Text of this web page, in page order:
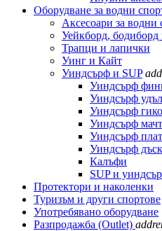
Оборудване за водни
Аксесоари за водни
Уейкборд, бодиборд
Трапци и лапички
Уинг и Кайт
Уиндсърф и SUP add
Уиндсърф
Уиндсърф
Уиндсърф
Уиндсърф
Уиндсърф
Уиндсърф
Калъфи
SUP и
Протектори и наколенки
Туризъм и други спортове
Употребявано оборудване
Разпродажба (Outlet) add